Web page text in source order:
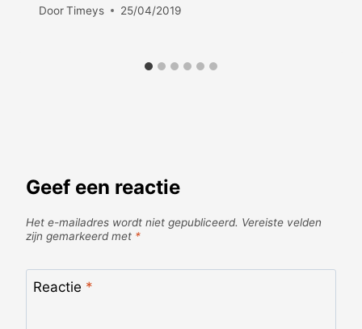
DoorTimeys 25/04/2019
Geef een reactie
Het e-mailadres wordt niet gepubliceerd. Vereiste velden
zijn gemarkeerd met *
Reactie *